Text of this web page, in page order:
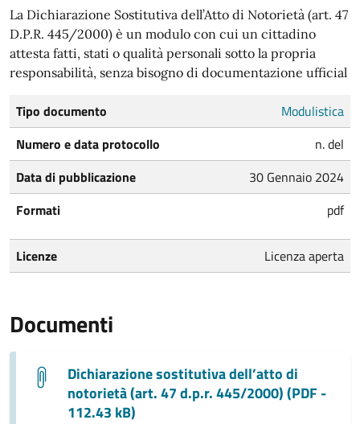
La Dichiarazione Sostitutiva dell’Atto di Notorietà (art. 47
D.P.R. 445/2000) è un modulo con cui un cittadino
attesta fatti, stati o qualità personali sotto la propria
responsabilità, senza bisogno di documentazione ufficial
Tipo documento
Modulistica
Numero e data protocollo
n. del
Data di pubblicazione
30 Gennaio 2024
Formati
pdf
Licenze Licenza aperta
Documenti
Dichiarazione sostitutiva dell’atto di
notorietà (art. 47 d.p.r. 445/2000) (PDF -
112.43 kB)